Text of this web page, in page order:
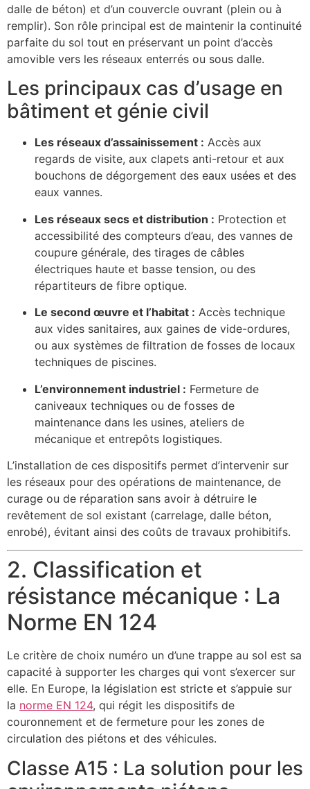
dalle de béton) et d’un couvercle ouvrant (plein ou à
remplir). Son rôle principal est de maintenir la continuité
parfaite du sol tout en préservant un point d’accès
amovible vers les réseaux enterrés ou sous dalle.
Les principaux cas d’usage en
bâtiment et génie civil
Les réseaux d’assainissement : Accès aux
regards de visite, aux clapets anti-retour et aux
bouchons de dégorgement des eaux usées et des
eaux vannes.
Les réseaux secs et distribution : Protection et
accessibilité des compteurs d’eau, des vannes de
coupure générale, des tirages de câbles
électriques haute et basse tension, ou des
répartiteurs de fibre optique.
Le second œuvre et l’habitat : Accès technique
aux vides sanitaires, aux gaines de vide-ordures,
ou aux systèmes de filtration de fosses de locaux
techniques de piscines.
L’environnement industriel : Fermeture de
caniveaux techniques ou de fosses de
maintenance dans les usines, ateliers de
mécanique et entrepôts logistiques.
L’installation de ces dispositifs permet d’intervenir sur
les réseaux pour des opérations de maintenance, de
curage ou de réparation sans avoir à détruire le
revêtement de sol existant (carrelage, dalle béton,
enrobé), évitant ainsi des coûts de travaux prohibitifs.
2. Classification et
résistance mécanique : La
Norme EN 124
Le critère de choix numéro un d’une trappe au sol est sa
capacité à supporter les charges qui vont s’exercer sur
elle. En Europe, la législation est stricte et s’appuie sur
la norme EN 124, qui régit les dispositifs de
couronnement et de fermeture pour les zones de
circulation des piétons et des véhicules.
Classe A15 : La solution pour les